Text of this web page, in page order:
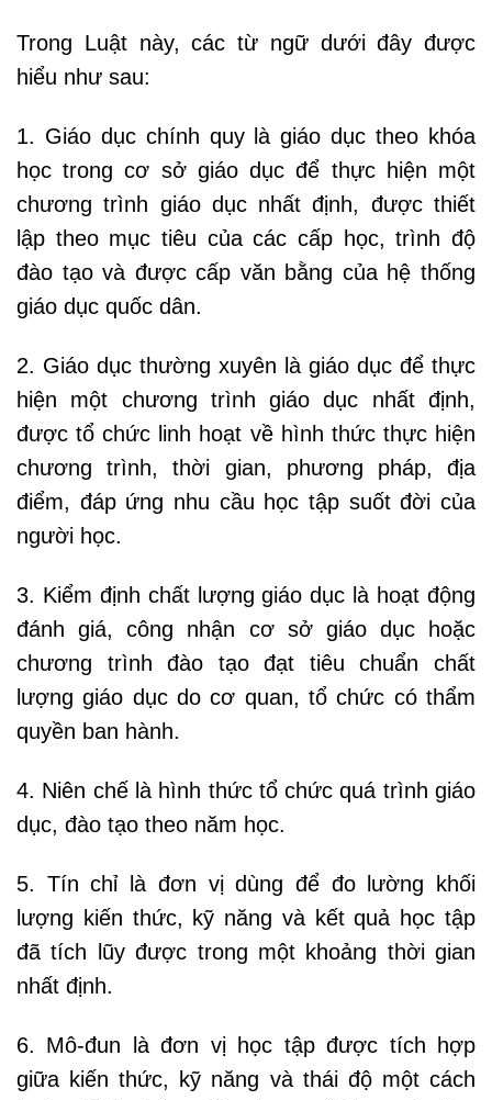
Trong Luật này, các từ ngữ dưới đây được
hiểu như sau:
1. Giáo dục chính quy là giáo dục theo khóa
học trong cơ sở giáo dục để thực hiện một
chương trình giáo dục nhất định, được thiết
lập theo mục tiêu của các cấp học, trình độ
đào tạo và được cấp văn bằng của hệ thống
giáo dục quốc dân.
2. Giáo dục thường xuyên là giáo dục để thực
hiện một chương trình giáo dục nhất định,
được tổ chức linh hoạt về hình thức thực hiện
chương trình, thời gian, phương pháp, địa
điểm, đáp ứng nhu cầu học tập suốt đời của
người học.
3. Kiểm định chất lượng giáo dục là hoạt động
đánh giá, công nhận cơ sở giáo dục hoặc
chương trình đào tạo đạt tiêu chuẩn chất
lượng giáo dục do cơ quan, tổ chức có thẩm
quyền ban hành.
4. Niên chế là hình thức tổ chức quá trình giáo
dục, đào tạo theo năm học.
5. Tín chỉ là đơn vị dùng để đo lường khối
lượng kiến thức, kỹ năng và kết quả học tập
đã tích lũy được trong một khoảng thời gian
nhất định.
6. Mô-đun là đơn vị học tập được tích hợp
giữa kiến thức, kỹ năng và thái độ một cách